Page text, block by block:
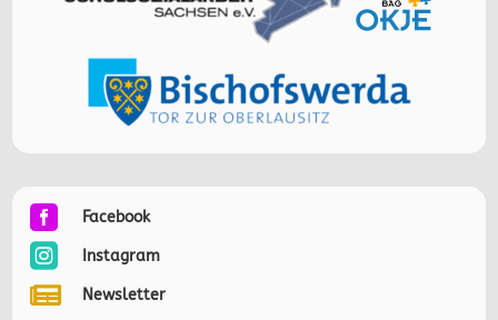
 Facebook
 Instagram
 Newsletter